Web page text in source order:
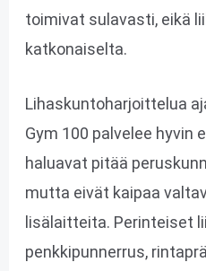
toimivat sulavasti, eikä
katkonaiselta.
Lihaskuntoharjoittelua
Gym 100 palvelee hyvin
haluavat pitää
mutta eivät kaipaa
lisälaitteita. Perinteiset
penkkipunnerrus,